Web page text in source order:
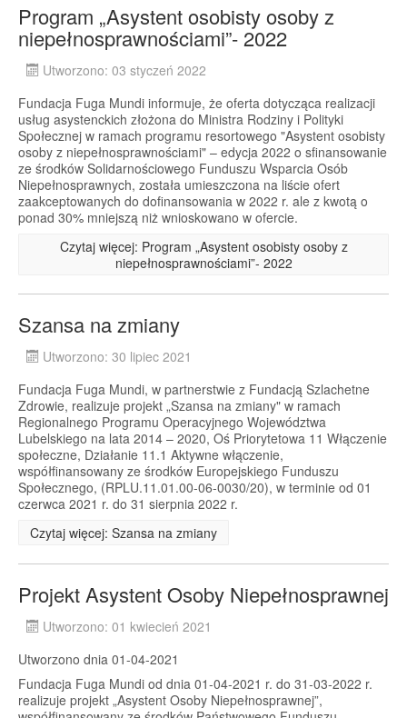
Program „Asystent osobisty osoby z
niepełnosprawnościami”- 2022
Utworzono: 03 styczeń 2022
Fundacja Fuga Mundi informuje, że oferta dotycząca realizacji
usług asystenckich złożona do Ministra Rodziny i Polityki
Społecznej w ramach programu resortowego "Asystent osobisty
osoby z niepełnosprawnościami" – edycja 2022 o sfinansowanie
ze środków Solidarnościowego Funduszu Wsparcia Osób
Niepełnosprawnych, została umieszczona na liście ofert
zaakceptowanych do dofinansowania w 2022 r. ale z kwotą o
ponad 30% mniejszą niż wnioskowano w ofercie.
Czytaj więcej: Program „Asystent osobisty osoby z
niepełnosprawnościami”- 2022
Szansa na zmiany
Utworzono: 30 lipiec 2021
Fundacja Fuga Mundi, w partnerstwie z Fundacją Szlachetne
Zdrowie, realizuje projekt „Szansa na zmiany" w ramach
Regionalnego Programu Operacyjnego Województwa
Lubelskiego na lata 2014 – 2020, Oś Priorytetowa 11 Włączenie
społeczne, Działanie 11.1 Aktywne włączenie,
współfinansowany ze środków Europejskiego Funduszu
Społecznego, (RPLU.11.01.00-06-0030/20), w terminie od 01
czerwca 2021 r. do 31 sierpnia 2022 r.
Czytaj więcej: Szansa na zmiany
Projekt Asystent Osoby Niepełnosprawnej
Utworzono: 01 kwiecień 2021
Utworzono dnia 01-04-2021
Fundacja Fuga Mundi od dnia 01-04-2021 r. do 31-03-2022 r.
realizuje projekt „Asystent Osoby Niepełnosprawnej”,